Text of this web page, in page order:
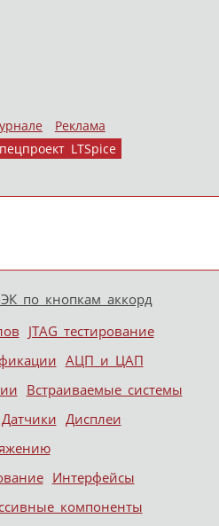
Реклама
LTSpice
JTAG тестирование
АЦП и ЦАП
Встраиваемые системы
Датчики Дисплеи
Интерфейсы
компоненты